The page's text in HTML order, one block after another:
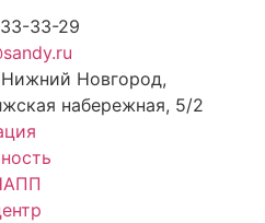
33-29
Нижний Новгород,
набережная, 5/2